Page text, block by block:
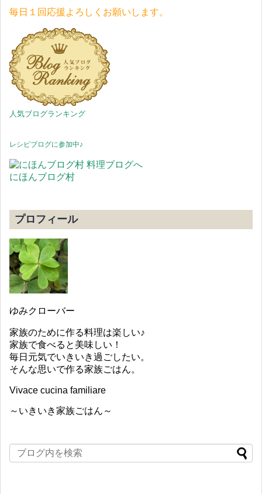
毎日１回応援よろしくお願いします。
人気ブログランキング
レシピブログに参加中♪
にほんブログ村
プロフィール
ゆみクローバー
家族のために作る料理は楽しい♪
家族で食べると美味しい！
毎日元気でいきいき過ごしたい。
そんな思いで作る家族ごはん。
Vivace cucina familiare
～いきいき家族ごはん～